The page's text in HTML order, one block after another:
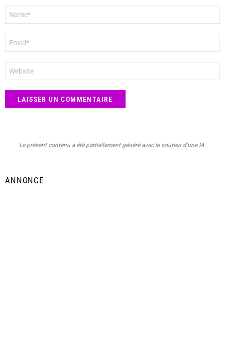
mail
*
web
Le présent contenu a été partiellement généré avec le soutien d’une IA.
ANNONCE